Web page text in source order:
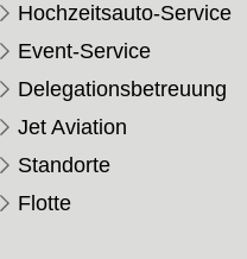
Hochzeitsauto-Service
Event-Service
Delegationsbetreuung
Jet Aviation
Standorte
Flotte